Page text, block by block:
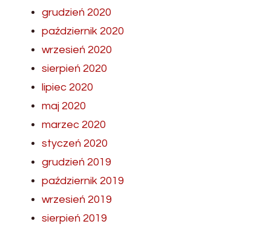
grudzień 2020
październik 2020
wrzesień 2020
sierpień 2020
lipiec 2020
maj 2020
marzec 2020
styczeń 2020
grudzień 2019
październik 2019
wrzesień 2019
sierpień 2019